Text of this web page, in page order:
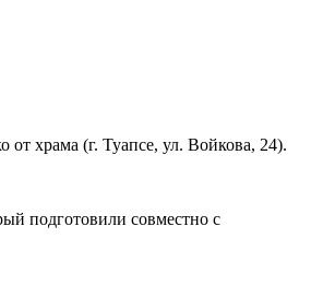
храма (г. Туапсе, ул. Войкова, 24).
подготовили совместно с